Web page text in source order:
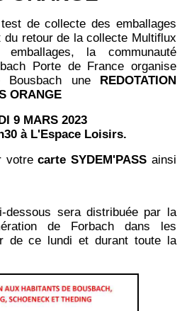
de collecte des emballages
retour de la collecte Multiflux
la communauté
Porte de France organise
Bousbach une REDOTATION
ORANGE
9 MARS 2023
à L'Espace Loisirs.
votrecarte SYDEM'PASS ainsi
dessous sera distribuée par la
de Forbach dans les
de ce lundi et durant toute la